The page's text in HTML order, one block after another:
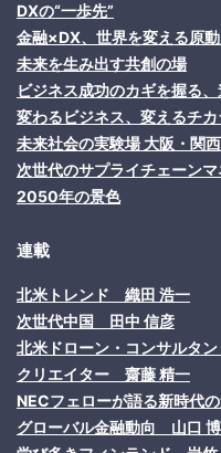
DXの“一歩先”
金融×DX、世界を変える原
未来を生み出す共創の場
ビジネス成功のカギを握る
変わるビジネス、変えるチカ
未来社会の実験場 大阪・関
次世代のサプライチェーンマ
2050年の景色
連載
北米トレンド 織田 浩一
次世代中国 田中 信彦
北米ドローン・コンサルタン
クリエイター 齋藤 精一
NECフェローが語る新時代
グローバル金融動向 山口